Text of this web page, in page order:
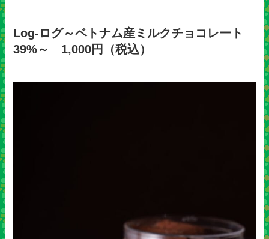
Log-ログ～ベトナム産ミルクチョコレート
39%～ 1,000円（税込）